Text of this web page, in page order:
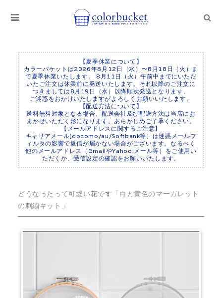
【夏季休業について】
カラーバケットは2026年8月12日（水）〜8月18日（火）ま
で夏季休業いたします。 8月11日（火）午前中までにいただ
いたご注文は休業前に発送いたします。それ以降のご注文に
つきましては8月19日（水）以降順次発送となります。
ご迷惑をおかけいたしますがよろしくお願いいたします。
【配送方法について】
送料無料対象となる場合、配送会社及び配送方法は当店にお
まかせいただく形になります。あらかじめご了承ください。
【メールアドレスに関するご注意】
キャリアメール(docomo/au/Softbank等）は迷惑メールフ
ィルタの影響で返信が届かない場合がございます。なるべく
他のメールアドレス（GmailやYahoo!メール等）をご使用い
ただくか、受信設定の確認をお願いいたします。
どうなったって可愛い花です「白と黄色のマーガレット
の刺繍キット」